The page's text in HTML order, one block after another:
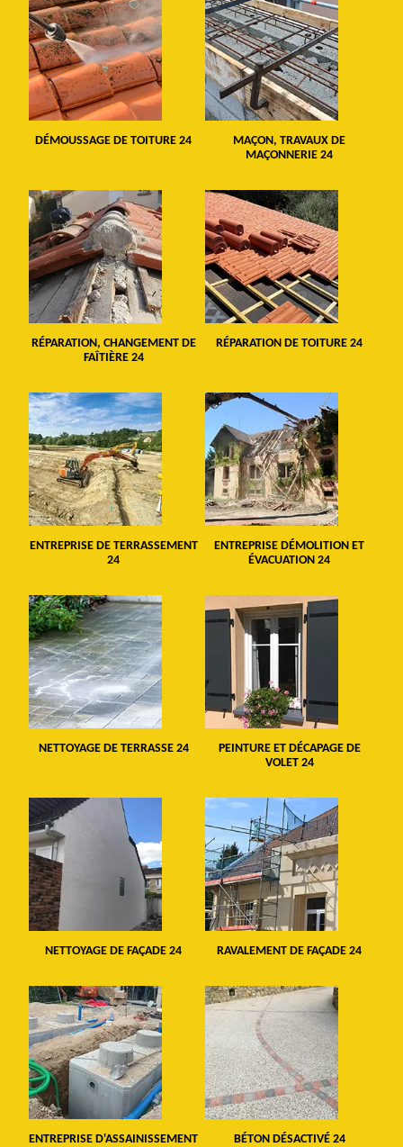
DÉMOUSSAGE DE TOITURE 24
MAÇON, TRAVAUX DE
MAÇONNERIE 24
RÉPARATION, CHANGEMENT DE
FAÎTIÈRE 24
RÉPARATION DE TOITURE 24
ENTREPRISE DE TERRASSEMENT
24
ENTREPRISE DÉMOLITION ET
ÉVACUATION 24
NETTOYAGE DE TERRASSE 24
PEINTURE ET DÉCAPAGE DE
VOLET 24
NETTOYAGE DE FAÇADE 24 RAVALEMENT DE FAÇADE 24
ENTREPRISE D'ASSAINISSEMENT BÉTON DÉSACTIVÉ 24